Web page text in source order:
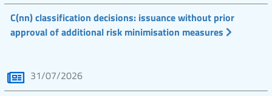
C(nn) classification decisions: issuance without prior
approval of additional risk minimisation measures
31/07/2026